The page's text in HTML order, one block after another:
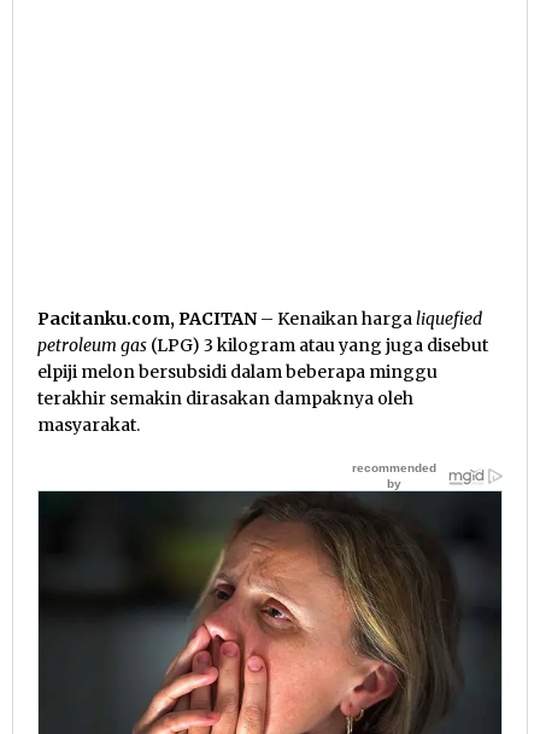
Pacitanku.com, PACITAN – Kenaikan hargaliquefied
petroleum gas (LPG) 3 kilogram atau yang juga disebut
elpiji melon bersubsidi dalam beberapa minggu
terakhir semakin dirasakan dampaknya oleh
masyarakat.